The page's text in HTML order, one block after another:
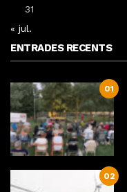
31
« jul.
ENTRADES RECENTS
01
02